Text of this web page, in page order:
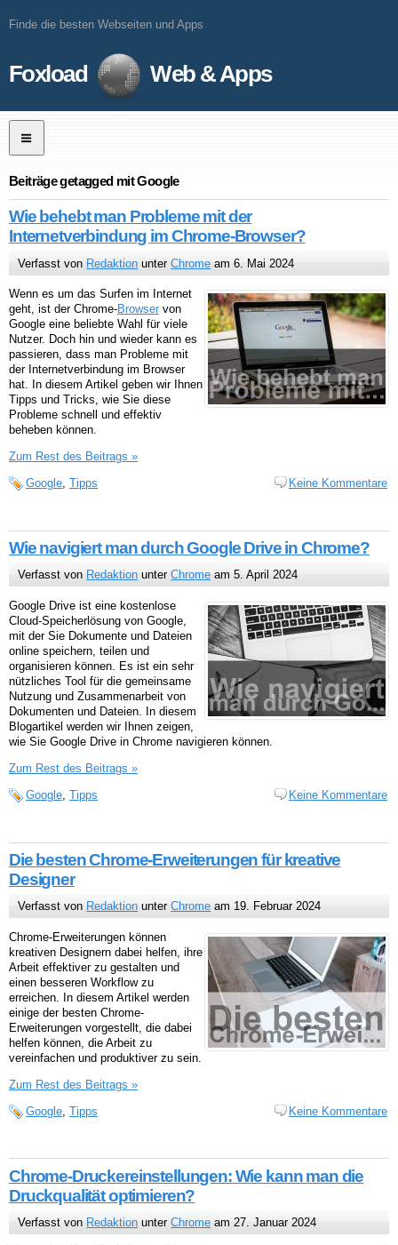
Finde die besten Webseiten und Apps
Foxload Web & Apps
Beiträge getagged mit Google
Wie behebt man Probleme mit der
Internetverbindung im Chrome-Browser?
Verfasst von Redaktion unterChrome am 6. Mai 2024
Wenn es um das Surfen im Internet
geht, ist der Chrome-Browser von
Google eine beliebte Wahl für viele
Nutzer. Doch hin und wieder kann es
passieren, dass man Probleme mit
der Internetverbindung im Browser
hat. In diesem Artikel geben wir Ihnen
Tipps und Tricks, wie Sie diese
Probleme schnell und effektiv
beheben können.
Zum Rest des Beitrags »
Google, Tipps Keine Kommentare
Wie navigiert man durch Google Drive in Chrome?
Verfasst von Redaktion unterChrome am 5. April 2024
Google Drive ist eine kostenlose
Cloud-Speicherlösung von Google,
mit der Sie Dokumente und Dateien
online speichern, teilen und
organisieren können. Es ist ein sehr
nützliches Tool für die gemeinsame
Nutzung und Zusammenarbeit von
Dokumenten und Dateien. In diesem
Blogartikel werden wir Ihnen zeigen,
wie Sie Google Drive in Chrome navigieren können.
Zum Rest des Beitrags »
Google Tipps Keine Kommentare
Die besten Chrome-Erweiterungen für kreative
Designer
Verfasst von Redaktion unterChrome am 19. Februar 2024
Chrome-Erweiterungen können
kreativen Designern dabei helfen, ihre
Arbeit effektiver zu gestalten und
einen besseren Workflow zu
erreichen. In diesem Artikel werden
einige der besten Chrome-
Erweiterungen vorgestellt, die dabei
helfen können, die Arbeit zu
vereinfachen und produktiver zu sein.
Zum Rest des Beitrags »
Google Tipps Keine Kommentare
Chrome-Druckereinstellungen: Wie kann man die
Druckqualität optimieren?
Verfasst von Redaktion unterChrome am 27. Januar 2024